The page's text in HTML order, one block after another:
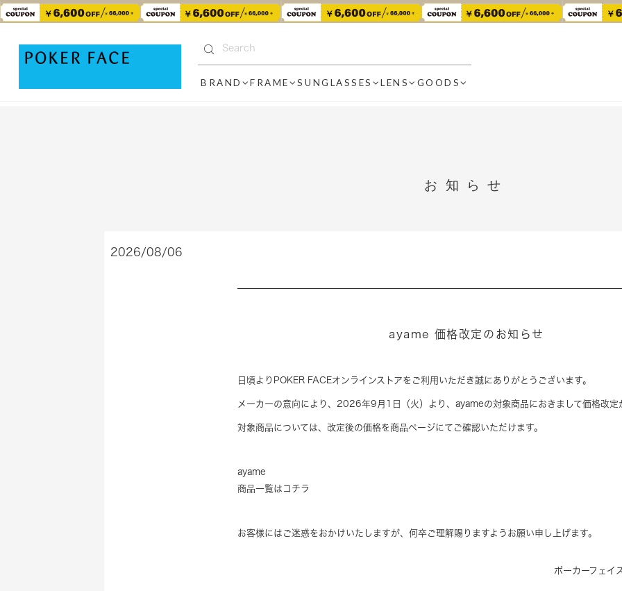
BRAND FRAME SUNGLASSES LENS GOODS
お知らせ
2026/08/06
ayame 価格改定のお知らせ
日頃よりPOKER FACEオンラインストアをご利用いただき誠にありがとうございます。
メーカーの意向により、2026年9月1日（火）より、ayameの対象商品におきまして価格改定
対象商品については、改定後の価格を商品ページにてご確認いただけます。
ayame
商品一覧はコチラ
お客様にはご迷惑をおかけいたしますが、何卒ご理解賜りますようお願い申し上げます。
ポーカーフェイ